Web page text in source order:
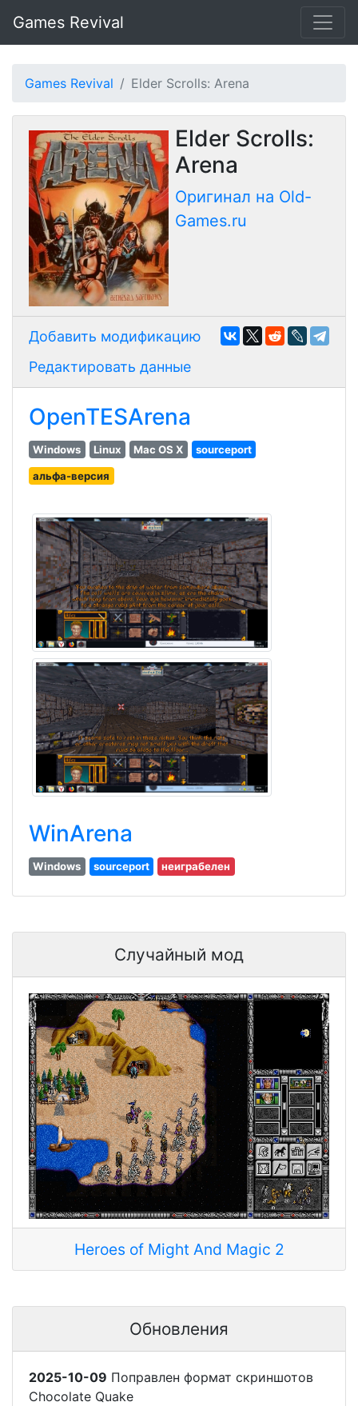
Games Revival
Games Revival Elder Scrolls: Arena
Elder Scrolls:
Arena
Оригинал на Old-
Games.ru
Добавить модификацию
Редактировать данные
OpenTESArena
Windows Linux Mac OS X sourceport
альфа-версия
WinArena
Windows sourceport неиграбелен
Случайный мод
Heroes of Might And Magic 2
Обновления
2025-10-09 Поправлен формат скриншотов
Chocolate Quake